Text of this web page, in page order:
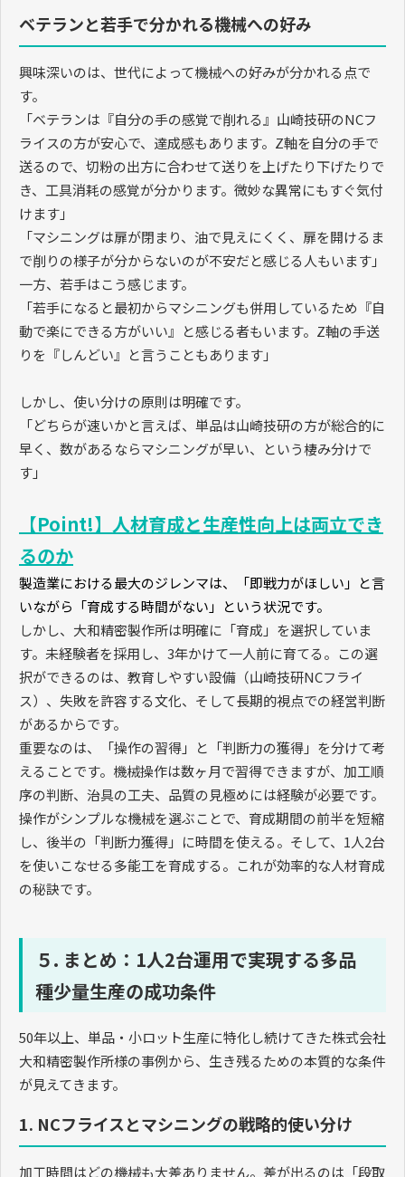
ベテランと若手で分かれる機械への好み
興味深いのは、世代によって機械への好みが分かれる点で
す。
「ベテランは『自分の手の感覚で削れる』山崎技研のNCフ
ライスの方が安心で、達成感もあります。 Z軸を自分の手で
送るので、切粉の出方に合わせて送りを上げたり下げたりで
き、工具消耗の感覚が分かります。微妙な異常にもすぐ気付
けます」
「マシニングは扉が閉まり、油で見えにくく、扉を開けるま
で削りの様子が分からないのが不安だと感じる人もいます」
一方、若手はこう感じます。
「若手になると最初からマシニングも併用しているため『自
動で楽にできる方がいい』と感じる者もいます。 Z軸の手送
りを『しんどい』と言うこともあります」
しかし、使い分けの原則は明確です。
「どちらが速いかと言えば、単品は山崎技研の方が総合的に
早く、数があるならマシニングが早い、という棲み分けで
す」
【Point!】人材育成と生産性向上は両立でき
るのか
製造業における最大のジレンマは、「即戦力がほしい」と言
いながら「育成する時間がない」という状況です。
しかし、大和精密製作所は明確に「育成」を選択していま
す。未経験者を採用し、 3年かけて一人前に育てる。この選
択ができるのは、教育しやすい設備（山崎技研NCフライ
ス）、失敗を許容する文化、そして長期的視点での経営判断
があるからです。
重要なのは、「操作の習得」と「判断力の獲得」を分けて考
えることです。機械操作は数ヶ月で習得できますが、加工順
序の判断、治具の工夫、品質の見極めには経験が必要です。
操作がシンプルな機械を選ぶことで、育成期間の前半を短縮
し、後半の「判断力獲得」に時間を使える。そして、 1人2台
を使いこなせる多能工を育成する。これが効率的な人材育成
の秘訣です。
５. まとめ：1人2台運用で実現する多品
種少量生産の成功条件
50年以上、単品・小ロット生産に特化し続けてきた株式会社
大和精密製作所様の事例から、生き残るための本質的な条件
が見えてきます。
1. NCフライスとマシニングの戦略的使い分け
加工時間はどの機械も大差ありません。差が出るのは「段取